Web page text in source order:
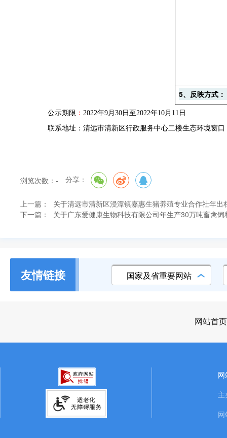
5、反映方式：
公示期限 ： 2022年9月 30 日至2022年10月 11 日
联系地址：清远市清新区行政服务中心二楼生态环境窗口
浏览次数： - 分享：
上一篇：
关于清远市清新区浸潭镇嘉惠生猪养殖专业合作社年
下一篇：
关于广东爱健康生物科技有限公司年生产30万吨畜禽
友情链接 国家及省重要网站
网站首页